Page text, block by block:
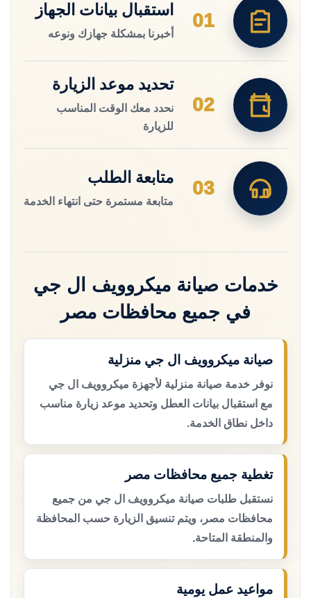
01
استقبال بيانات الجهاز
أخبرنا بمشكلة جهازك ونوعه
02
تحديد موعد الزيارة
نحدد معك الوقت المناسب
للزيارة
03
متابعة الطلب
متابعة مستمرة حتى انتهاء الخدمة
خدمات صيانة ميكروويف ال جي
في جميع محافظات مصر
صيانة ميكروويف ال جي منزلية
نوفر خدمة صيانة منزلية لأجهزة ميكروويف ال جي
مع استقبال بيانات العطل وتحديد موعد زيارة مناسب
داخل نطاق الخدمة.
تغطية جميع محافظات مصر
نستقبل طلبات صيانة ميكروويف ال جي من جميع
محافظات مصر، ويتم تنسيق الزيارة حسب المحافظة
والمنطقة المتاحة.
مواعيد عمل يومية